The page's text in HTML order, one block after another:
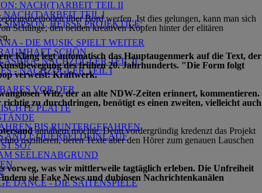
NACH(T)ARBEIT TEIL II
NACH(T)ARBEIT TEIL I
HEISSE PROJEKTILE:
- DIE MUSIK SPIELT WEITER
SCHÖN
NACHZÜGLER TEIL II
- NACHZÜGLER TEIL I
VOR DER
PLATTE
BIS RUNTERGEFAHREN
AND I: QUERFELDEINLAUF
SO?
SEELENABGRUND
DANCE - DIE SAITENSPIELE
über Bord werfen. Ist dies gelungen, kann man sich
Schlinge, den beiden kreativen Köpfen hinter der elitären
Klang legt automatisch das Hauptaugenmerk auf die Text, der
des frühen 20. Jahrhunderts. "Die Form folgt
verweist: Kraftwerk.
Witz, der an alte NDW-Zeiten erinnert, kommentieren.
zu durchdringen, benötigt es einen zweiten, vielleicht auch
annähern möchte. Denn vordergründig kredenzt das Projekt
oszillieren, deren Texte aber den Hörer zum genauen Lauschen
was wir mittlerweile tagtäglich erleben. Die Unfreiheit
sie Fake News und dubiosen Nachrichtenkanälen